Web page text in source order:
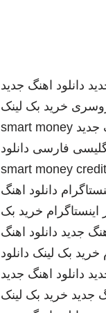
دانلود اهنگ جدید
خرید بک لینک
جدید smart money
فارسی دانلود
smart money credit
دانلود اهنگ
اینستاگرام خرید بک
جدید دانلود اهنگ
خرید بک لینک دانلود
دانلود اهنگ جدید
جدید خرید بک لینک